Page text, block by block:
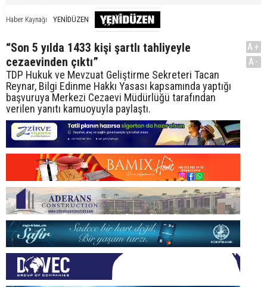
Haber Kaynağı YENİDÜZEN
“Son 5 yılda 1433 kişi şartlı tahliyeyle
cezaevinden çıktı”
TDP Hukuk ve Mevzuat Geliştirme Sekreteri Tacan
Reynar, Bilgi Edinme Hakkı Yasası kapsamında yaptığı
başvuruya Merkezi Cezaevi Müdürlüğü tarafından
verilen yanıtı kamuoyuyla paylaştı.
A+
A-